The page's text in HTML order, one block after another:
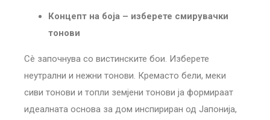
Концепт на боја – изберете смирувачки
тонови
Сè започнува со вистинските бои. Изберете
неутрални и нежни тонови. Кремасто бели, меки
сиви тонови и топли земјени тонови ја формираат
идеалната основа за дом инспириран од Јапонија,